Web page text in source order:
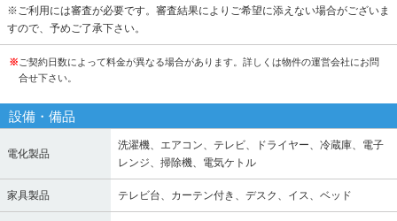
※ご利用には審査が必要です。審査結果によりご希望に添えない場合がございま
すので、予めご了承下さい。
※ ご契約日数によって料金が異なる場合があります。詳しくは物件の運営会社にお問
合せ下さい。
設備・備品
電化製品
洗濯機、エアコン、テレビ、ドライヤー、冷蔵庫、電子
レンジ、掃除機、電気ケトル
家具製品 テレビ台、カーテン付き、デスク、イス、ベッド